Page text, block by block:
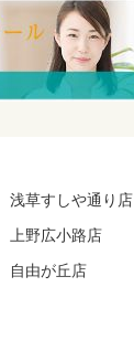
浅草すしや通り店
上野広小路店
自由が丘店